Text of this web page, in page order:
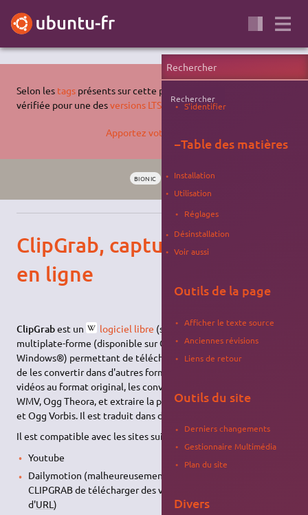
Selon les tags présents sur cette page, celle-ci n'a pas été
vérifiée pour une desversions LTS supportées d'Ubuntu
Apportez votre aide…
BIONIC INTERNET
ClipGrab, capture de vidéos
en ligne
ClipGrabest un logiciel libre (sous licence GNU/GPL),
multiplate-forme (disponible sur GNU/Linux®, MacOS® et
Windows®) permettant de télécharger des vidéos en ligne et
de les convertir dans d'autres formats. Il peut télécharger les
vidéos au format original, les convertir aux formats MPEG4,
WMV, Ogg Theora, et extraire la piste sonore aux formats MP3
et Ogg Vorbis. Il est traduit dans de nombreuses langues.
Il est compatible avec les sites suivants :
Youtube
Dailymotion (malheureusement, ce service ne permet plus à
CLIPGRAB de télécharger des vidéos à cause d'un problème
d'URL )
Rechercher
S'identifier
−Table des matières
Installation
Utilisation
Réglages
Désinstallation
Voir aussi
Outils de la page
Afficher le texte source
Anciennes révisions
Liens de retour
Outils du site
Derniers changements
Gestionnaire Multimédia
Plan du site
Divers